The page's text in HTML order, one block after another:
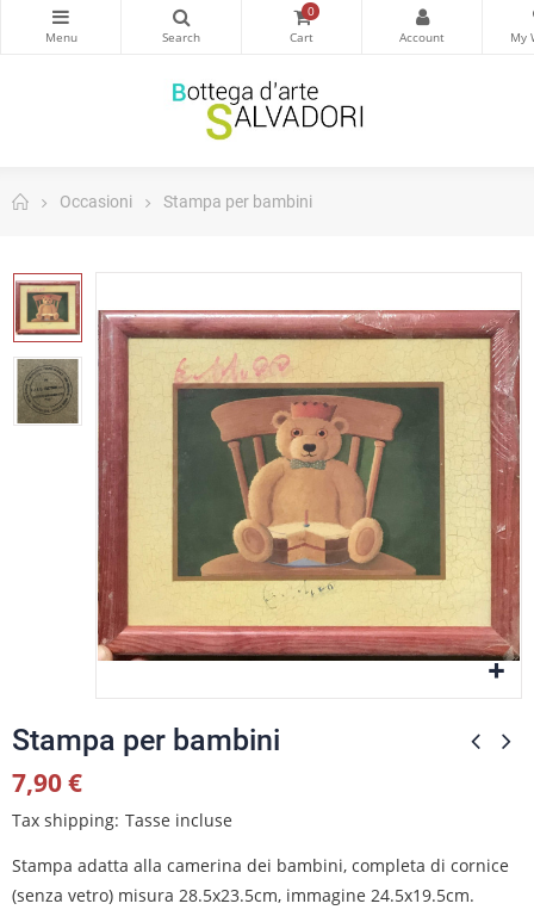
0
Occasioni Stampa per bambini
Stampa per bambini
7,90 €
Tax shipping Tasse incluse
Stampa adatta alla camerina dei bambini, completa di cornice
(senza vetro) misura 28.5x23.5cm, immagine 24.5x19.5cm.